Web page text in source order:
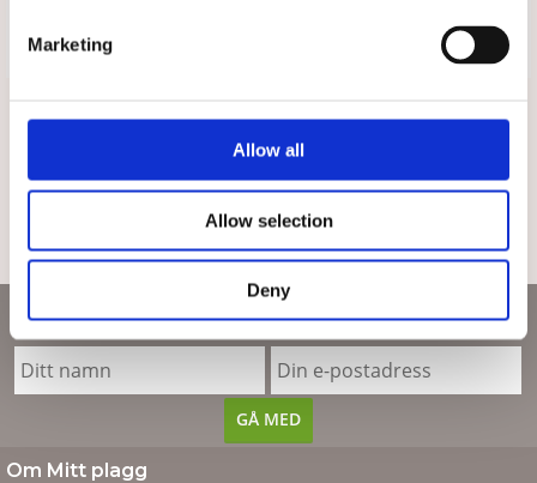
Marketing
Allow all
Allow selection
Deny
Du är här
TILL TOPPEN
Nyhetsbrev
Om Mitt plagg